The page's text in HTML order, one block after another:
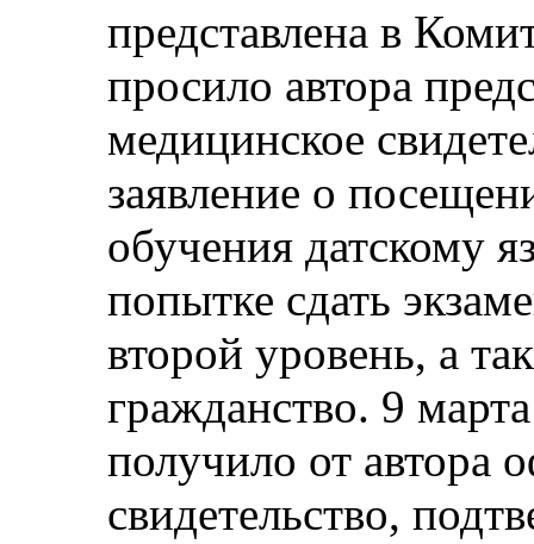
представлена в
просило автора
медицинское
заявление о
обучения датскому
попытке сдать
второй уровень, а
гражданство. 9
получило от автора
свидетельство,